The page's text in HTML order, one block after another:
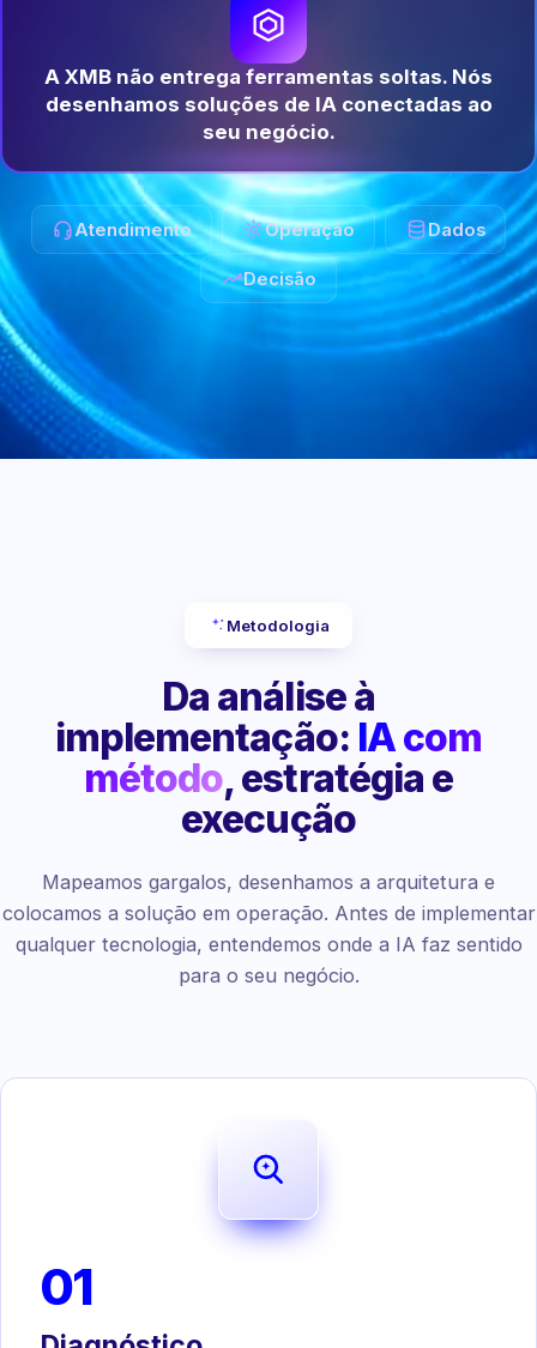
A XMB não entrega ferramentas soltas. Nós
desenhamos soluções de IA conectadas ao
seu negócio.
Atendimento Operação Dados
Decisão
Metodologia
Da análise à
implementação: IA com
método, estratégia e
execução
Mapeamos gargalos, desenhamos a arquitetura e
colocamos a solução em operação. Antes de implementar
qualquer tecnologia, entendemos onde a IA faz sentido
para o seu negócio.
01